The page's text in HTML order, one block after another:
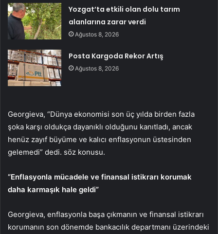
Yozgat’ta etkili olan dolu tarım
alanlarına zarar verdi
Ağustos 8, 2026
Posta Kargoda Rekor Artış
Ağustos 8, 2026
Georgieva, “Dünya ekonomisi son üç yılda birden fazla
şoka karşı oldukça dayanıklı olduğunu kanıtladı, ancak
henüz zayıf büyüme ve kalıcı enflasyonun üstesinden
gelemedi” dedi. söz konusu.
“Enflasyonla mücadele ve finansal istikrarı korumak
daha karmaşık hale geldi”
Georgieva, enflasyonla başa çıkmanın ve finansal istikrarı
korumanın son dönemde bankacılık departmanı üzerindeki